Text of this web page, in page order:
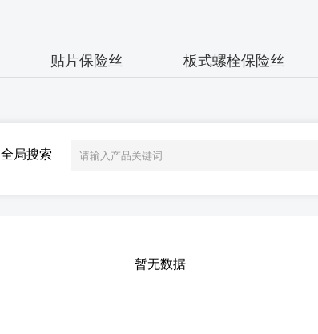
贴片保险丝 板式螺栓保险丝
全局搜索
暂无数据